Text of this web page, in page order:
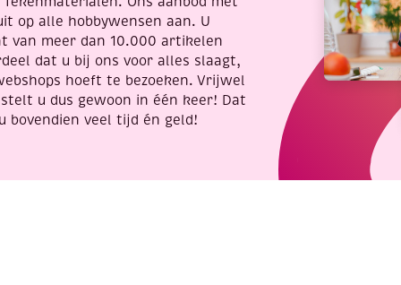
op alle hobbywensen aan. U
van meer dan 10.000 artikelen
dat u bij ons voor alles slaagt,
hoeft te bezoeken. Vrijwel
u dus gewoon in één keer! Dat
bovendien veel tijd én geld!